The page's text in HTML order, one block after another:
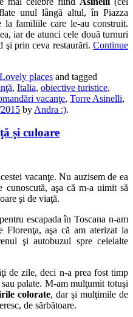
unul lângă altul, în Piazza
la familiile care le-au construit.
iar de atunci cele două turnuri
şi prin ceva restaurări. Continue
Lovely places and tagged
, Italia, obiective turistice,
vacanţe, Torre Asinelli,
by Andra :).
şi culoare
vacanţe. Nu auzisem de ea
aşa că m-a uimit să
şi de viaţă.
escapada în Toscana n-am
Florenţa, aşa că am aterizat la
şi autobuzul spre celelalte
de zile, deci n-a prea fost timp
palate. M-am mulţumit totuşi
colorate, dar şi mulţimile de
de sărbătoare.